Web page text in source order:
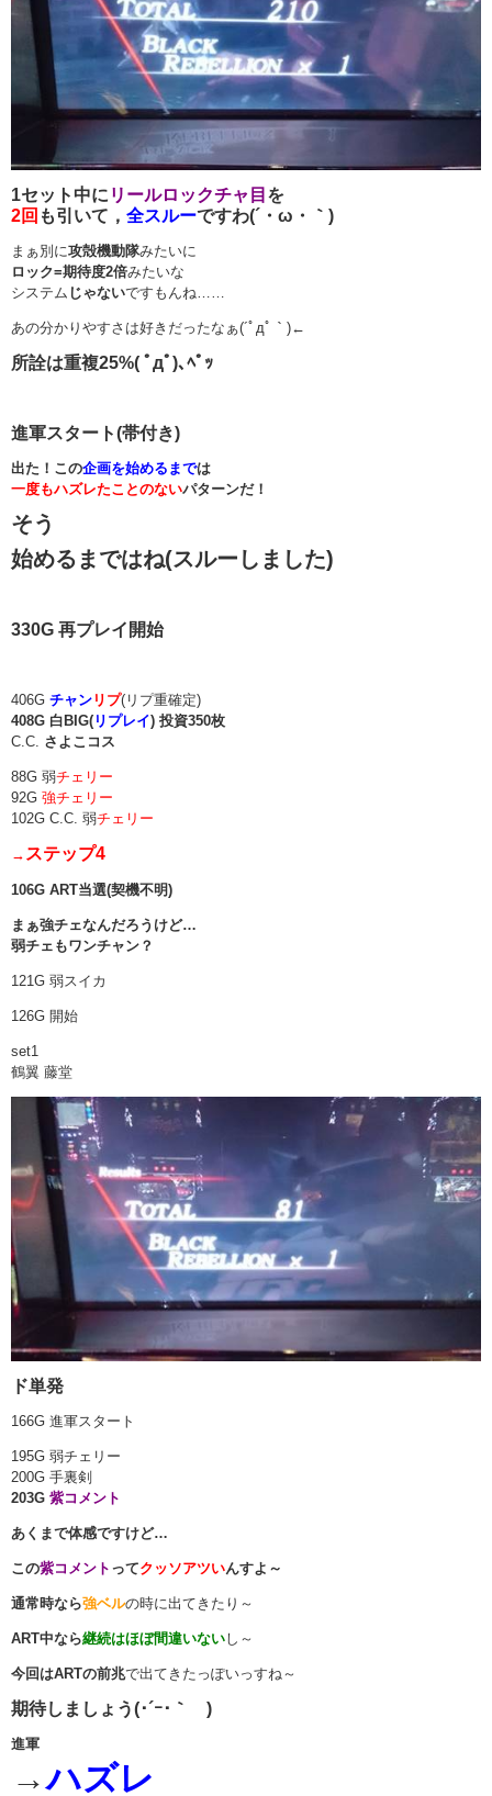
1セット中に リールロックチャ目 を
2回 も引いて， 全スルーですわ(´・ω・｀)
まぁ別に攻殻機動隊みたいに
ロック=期待度2倍みたいな
システム じゃないですもんね……
あの分かりやすさは好きだったなぁ(´ﾟдﾟ｀)←
所詮は重複25%( ﾟдﾟ)､ﾍﾟｯ
進軍スタート(帯付き)
出た！この企画を始めるまでは
一度もハズレたことのないパターンだ！
そう
始めるまではね(スルーしました)
330G 再プレイ開始
406G チャン リプ(リプ重確定)
408G 白BIG( リプレイ) 投資350枚
C.C. さよこコス
88G 弱チェリー
92G 強チェリー
102G C.C. 弱チェリー
→ ステップ4
106G ART当選(契機不明)
まぁ強チェなんだろうけど…
弱チェもワンチャン？
121G 弱スイカ
126G 開始
set1
鶴翼 藤堂
ド単発
166G 進軍スタート
195G 弱チェリー
200G 手裏剣
203G 紫コメント
あくまで体感ですけど…
この紫コメント ってクッソアツいんすよ～
通常時なら強ベルの時に出てきたり～
ART中なら継続はほぼ間違いないし～
今回はARTの前兆で出てきたっぽいっすね～
期待しましょう(･´ｰ･｀ )
進軍
→ハズレ